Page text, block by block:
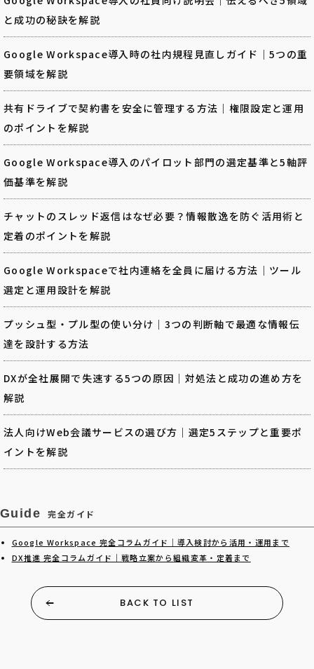
と成功の秘訣を解説
Google Workspace導入時の社内規程見直しガイド｜5つの重
要領域を解説
共有ドライブで契約書を安全に管理する方法｜権限設定と運用
のポイントを解説
Google Workspace導入のパイロット部門の選定基準と5軸評
価基準を解説
チャットのスレッド返信はなぜ必要？情報散逸を防ぐ活用術と
定着のポイントを解説
Google Workspaceで社内連絡を全員に届ける方法｜ツール
選定と運用設計を解説
プッシュ型・プル型の使い分け｜3つの判断軸で最適な情報伝
達を設計する方法
DXが全社展開で失速する5つの原因｜対処法と成功の進め方を
解説
法人向けWeb会議サービスの選び方｜選定5ステップと重要ポ
イントを解説
Guide 完全ガイド
Google Workspace 完全コラムガイド｜導入検討から活用・運用まで
DX推進 完全コラムガイド｜戦略立案から組織変革・定着まで
BACK TO LIST